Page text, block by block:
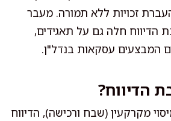
זכויות ללא תמורה. מעבר
הדיווח חלה גם על תאגידים,
המבצעים עסקאות בנדל"ן.
הדיווח?
מקרקעין (שבח ורכישה), הדיווח